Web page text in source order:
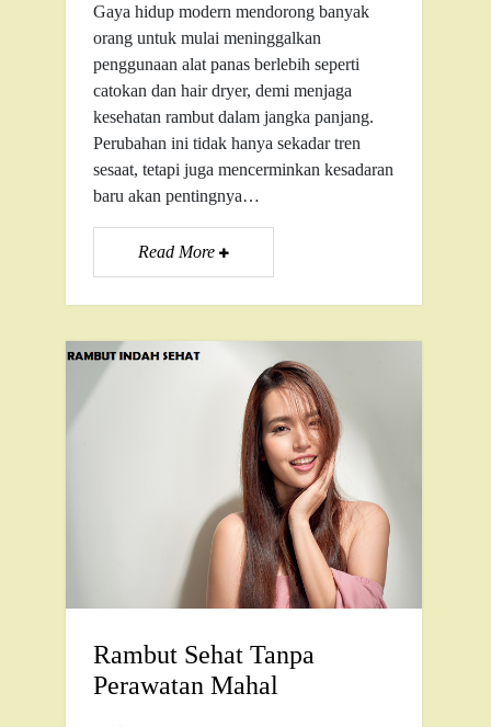
Gaya hidup modern mendorong banyak
orang untuk mulai meninggalkan
penggunaan alat panas berlebih seperti
catokan dan hair dryer, demi menjaga
kesehatan rambut dalam jangka panjang.
Perubahan ini tidak hanya sekadar tren
sesaat, tetapi juga mencerminkan kesadaran
baru akan pentingnya…
Read More
Rambut Sehat Tanpa
Perawatan Mahal